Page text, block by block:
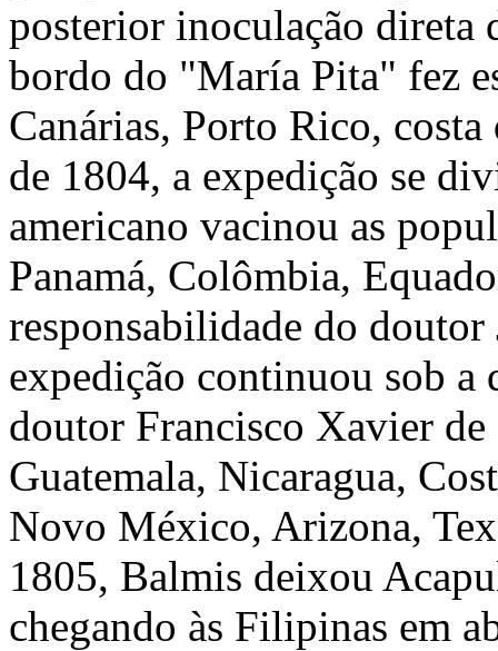
posterior inoculação direta
bordo do "María Pita" fez
Canárias, Porto Rico, costa
de 1804, a expedição se
americano vacinou as
Panamá, Colômbia,
responsabilidade do
expedição continuou sob a
doutor Francisco Xavier
Guatemala, Nicaragua,
Novo México, Arizona,
1805, Balmis deixou
chegando às Filipinas em